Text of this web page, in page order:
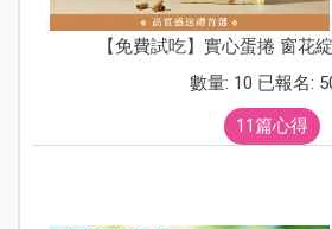
【免費試吃】實心蛋捲 窗花
數量: 10 已報名:
11篇心得